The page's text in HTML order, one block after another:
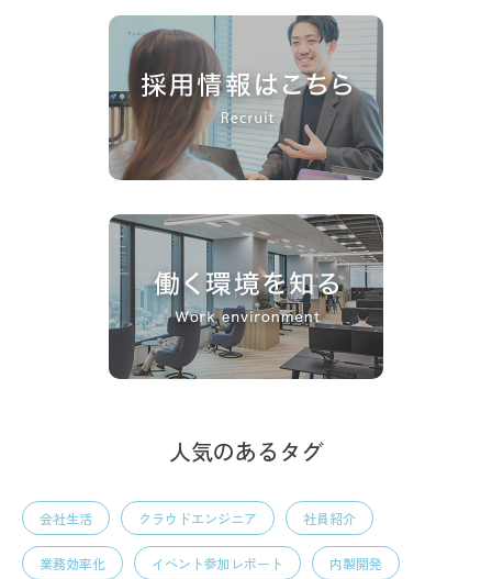
人気のあるタグ
会社生活 クラウドエンジニア 社員紹介
業務効率化 イベント参加レポート 内製開発